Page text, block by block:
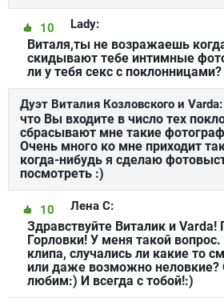
Lady:
10
Виталя,ты не возражаешь
скидывают тебе интимные
ли у тебя секс с поклонницами?
Дуэт Виталия Козловского и Varda:
что Вы входите в число тех
сбрасывают мне такие
Очень много ко мне приходит
когда-нибудь я сделаю
посмотреть :)
Лена С:
10
Здравствуйте Виталик и Varda!
Горловки! У меня такой
клипа, случались ли какие то
или даже возможно неловкие?
любим:) И всегда с тобой!:)